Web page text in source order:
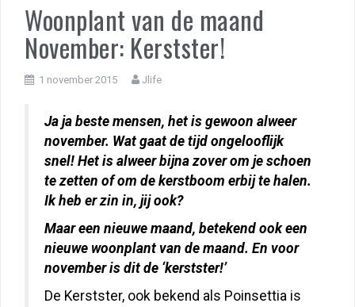
Woonplant van de maand
November: Kerstster!
1 november 2015 Jlife
Ja ja beste mensen, het is gewoon alweer
november. Wat gaat de tijd ongelooflijk
snel! Het is alweer bijna zover om je schoen
te zetten of om de kerstboom erbij te halen.
Ik heb er zin in, jij ook?
Maar een nieuwe maand, betekend ook een
nieuwe woonplant van de maand. En voor
november is dit de ‘kerstster!’
De Kerstster, ook bekend als Poinsettia is